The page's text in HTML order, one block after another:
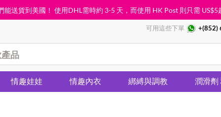
能送貨到美國！ 使用DHL需時約 3-5 天，而使用 HK Post 則只需 US$5
可用這些下單 +(852)
情趣娃娃 情趣內衣 綁縛與調教 潤滑劑